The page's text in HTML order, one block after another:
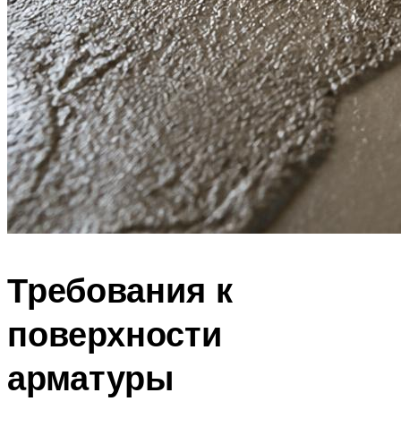
Требования к
поверхности
арматуры